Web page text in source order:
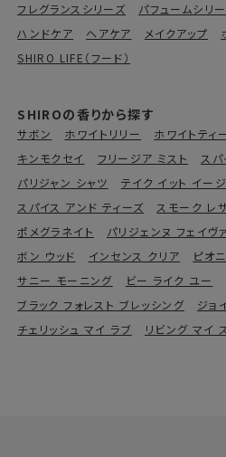
フレグランスシリーズ パフュームシリ
ハンドケア
ヘアケア メイクアップ
SHIRO LIFE（フード）
SHIROの香りから探す
サボン ホワイトリリー ホワイトティ
キンモクセイ
フリージア ミスト
スパ
パリジャン シャツ
テイク イット イー
スパイス アンド ティーズ
スモーク レ
ポメグラネイト
パリジェンヌ フェイヴ
ボン ウッド
インセンス クリア
ピオ
サニー モーニング
ビー ライク ユー
ブラック フォレスト ブレッシング
ジョ
チェリッシュ マイ ラブ
リビング マイ